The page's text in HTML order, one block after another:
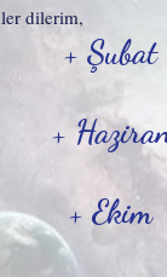
dilerim,
+ Şubat
+
+ Ekim